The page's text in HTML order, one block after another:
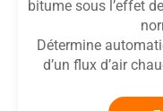
bitume sous l’effet
Détermine
d’un flux d’air